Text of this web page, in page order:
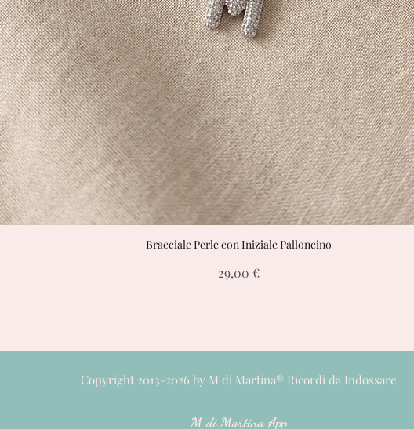
Vista rapida
Bracciale Perle con Iniziale Palloncino
Prezzo
29,00 €
Copyright 2013-2026 by M di Martina® Ricordi da Indossare
M di Martina App